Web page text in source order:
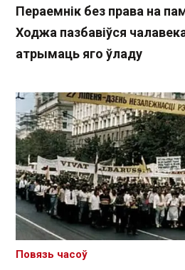
Пераемнік без права на
Ходжа пазбавіўся
атрымаць яго ўладу
Повязь часоў